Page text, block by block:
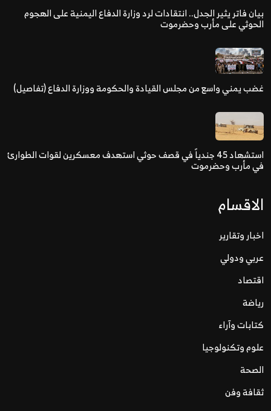
بيان فاتر يثير الجدل.. انتقادات لرد وزارة الدفاع اليمنية على الهجوم
الحوثي على مأرب وحضرموت
غضب يمني واسع من مجلس القيادة والحكومة ووزارة الدفاع (تفاصيل)
استشهاد 45 جندياً في قصف حوثي استهدف معسكرين لقوات الطوارئ
في مأرب وحضرموت
الاقسام
اخبار وتقارير
عربي ودولي
اقتصاد
رياضة
كتابات وآراء
علوم وتكنولوجيا
الصحة
ثقافة وفن